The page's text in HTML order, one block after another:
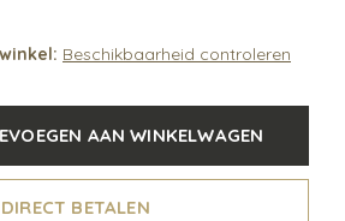
Beschikbaarheid controleren
AAN WINKELWAGEN
DIRECT BETALEN